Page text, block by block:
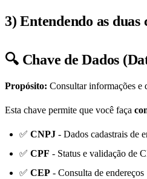
3) Entendendo as duas
🔍 Chave de Dados
Propósito: Consultar informações e
Esta chave permite que você faça
✅ CNPJ - Dados cadastrais de
✅ CPF - Status e validação de
✅ CEP - Consulta de endereços